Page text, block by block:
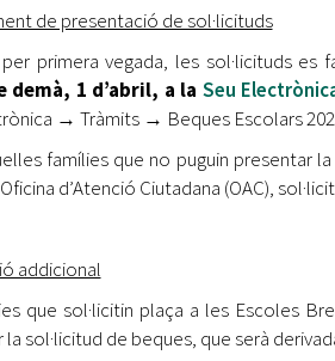
de presentació de sol·licituds
per primera vegada, les sol·licituds es
demà, 1 d’abril, a la Seu
→ Tràmits → Beques Escolars
famílies que no puguin presentar
d’Atenció Ciutadana (OAC),
addicional
que sol·licitin plaça a les Escoles
sol·licitud de beques, que serà